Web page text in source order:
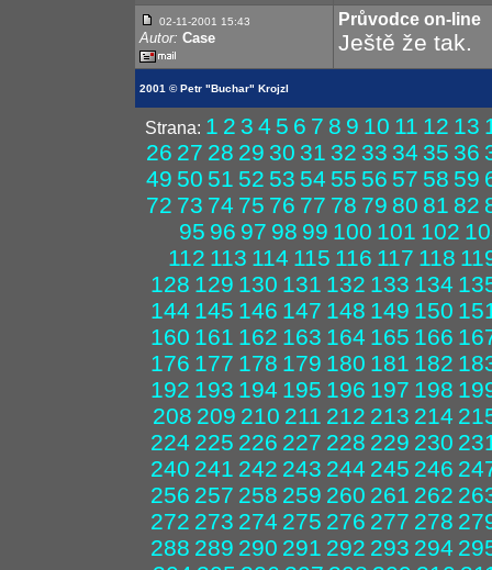
02-11-2001 15:43
Autor: Case
Průvodce on-line
Ještě že tak.
2001 © Petr "Buchar" Krojzl
Strana: 1 2 3 4 5 6 7 8 9 10 11 12 13
26 27 28 29 30 31 32 33 34 35 36
49 50 51 52 53 54 55 56 57 58 59
72 73 74 75 76 77 78 79 80 81 82
95 96 97 98 99 100 101 102
112 113 114 115 116 117 118
128 129 130 131 132 133 134
144 145 146 147 148 149 150
160 161 162 163 164 165 166
176 177 178 179 180 181 182
192 193 194 195 196 197 198
208 209 210 211 212 213 214
224 225 226 227 228 229 230
240 241 242 243 244 245 246
256 257 258 259 260 261 262
272 273 274 275 276 277 278
288 289 290 291 292 293 294